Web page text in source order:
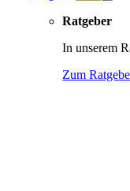
Ratgeber
In unserem
Zum